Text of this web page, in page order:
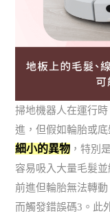
掃地機器人在運行
進，但假如輪胎或
細小的異物 ，特別
容易吸入大量毛髮
前進但輪胎無法轉
而觸發錯誤碼3。此